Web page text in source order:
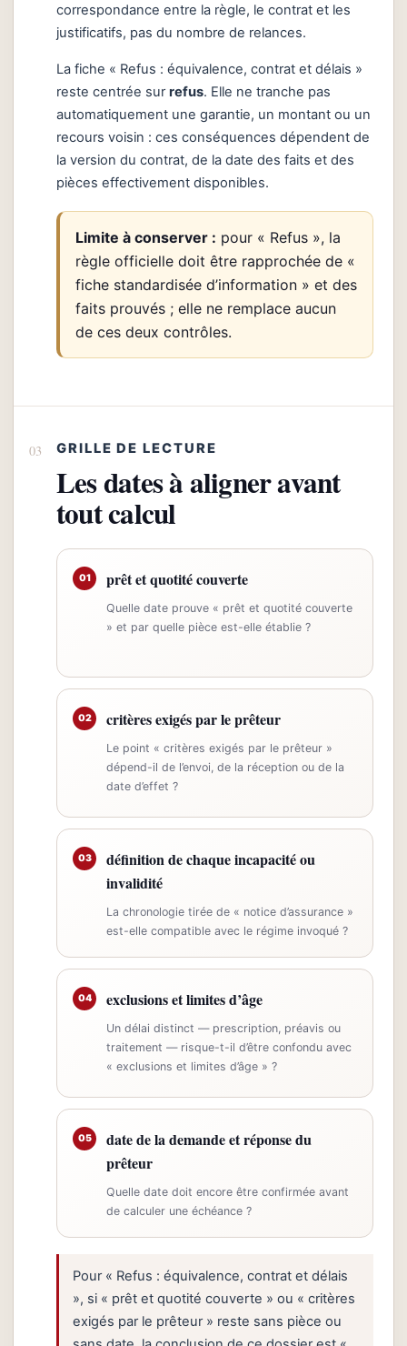
correspondance entre la règle, le contrat et les
justificatifs, pas du nombre de relances.
La fiche « Refus : équivalence, contrat et délais »
reste centrée surrefus. Elle ne tranche pas
automatiquement une garantie, un montant ou un
recours voisin : ces conséquences dépendent de
la version du contrat, de la date des faits et des
pièces effectivement disponibles.
Limite à conserver : pour « Refus », la
règle officielle doit être rapprochée de «
fiche standardisée d’information » et des
faits prouvés ; elle ne remplace aucun
de ces deux contrôles.
GRILLE DE LECTURE
Les dates à aligner avant
tout calcul
01 prêt et quotité couverte
Quelle date prouve « prêt et quotité couverte
» et par quelle pièce est-elle établie ?
02 critères exigés par le prêteur
Le point « critères exigés par le prêteur »
dépend-il de l’envoi, de la réception ou de la
date d’effet ?
03
définition de chaque incapacité ou
invalidité
La chronologie tirée de « notice d’assurance »
est-elle compatible avec le régime invoqué ?
04 exclusions et limites d’âge
Un délai distinct — prescription, préavis ou
traitement — risque-t-il d’être confondu avec
« exclusions et limites d’âge » ?
05
date de la demande et réponse du
prêteur
Quelle date doit encore être confirmée avant
de calculer une échéance ?
Pour « Refus : équivalence, contrat et délais
», si « prêt et quotité couverte » ou « critères
exigés par le prêteur » reste sans pièce ou